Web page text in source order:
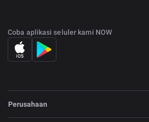
Coba aplikasi seluler kami NOW
Perusahaan